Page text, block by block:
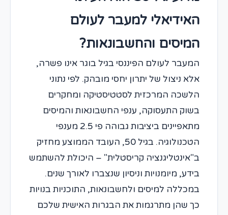
האידיאלי למעבר לעולם
המיסים והחשבונאות?
המעבר לעולם הפיננסי בגיל בוגר אינו פשרה,
אלא ניצול של יתרון יחסי מובהק. לפי נתוני
הלשכה המרכזית לסטטיסטיקה ומחקרים
בשוק התעסוקה, ענפי החשבונאות והמיסים
מתאפיינים ביציבות גבוהה פי 2.5 מענפי
הטכנולוגיה. בגיל 50, העובד הממוצע מחזיק
ב"אינטליגנציה קריסטלית" – היכולת להשתמש
בידע, מיומנויות וניסיון שנצברו לאורך שנים.
במכללה למיסים ולחשבונאות, התוכניות בנויות
כך שהן מתרגמות את הבגרות האישית שלכם